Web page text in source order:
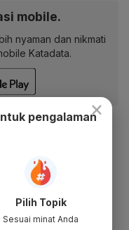
mobile.
nyaman dan nikmati
Katadata.
×
pengalaman
Pilih Topik
Sesuai minat Anda